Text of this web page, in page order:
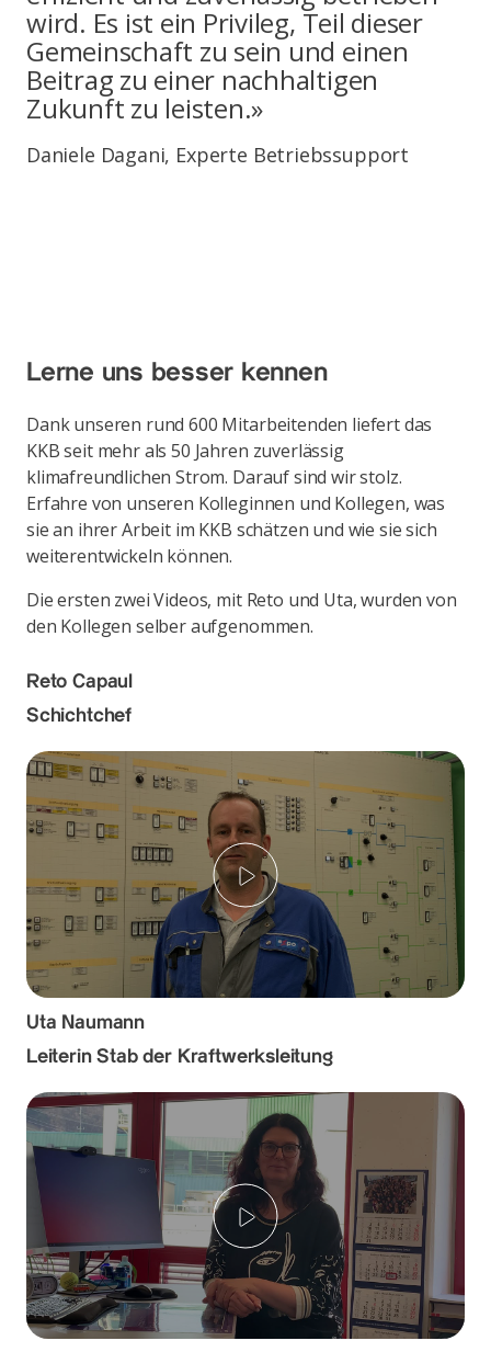
wird. Es ist ein Privileg, Teil dieser
Gemeinschaft zu sein und einen
Beitrag zu einer nachhaltigen
Zukunft zu leisten.»
Daniele Dagani, Experte Betriebssupport
Lerne uns besser kennen
Dank unseren rund 600 Mitarbeitenden liefert das
KKB seit mehr als 50 Jahren zuverlässig
klimafreundlichen Strom. Darauf sind wir stolz.
Erfahre von unseren Kolleginnen und Kollegen, was
sie an ihrer Arbeit im KKB schätzen und wie sie sich
weiterentwickeln können.
Die ersten zwei Videos, mit Reto und Uta, wurden von
den Kollegen selber aufgenommen.
Reto Capaul
Schichtchef
Uta Naumann
Leiterin Stab der Kraftwerksleitung
Play